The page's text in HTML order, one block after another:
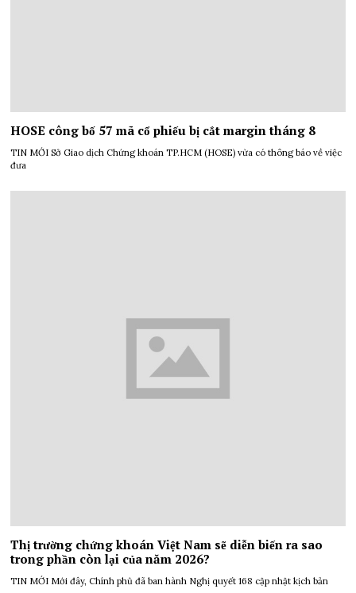
HOSE công bố 57 mã cổ phiếu bị cắt margin tháng 8
TIN MỚI Sở Giao dịch Chứng khoán TP.HCM (HOSE) vừa có thông báo về việc
đưa
Thị trường chứng khoán Việt Nam sẽ diễn biến ra sao
trong phần còn lại của năm 2026?
TIN MỚI Mới đây, Chính phủ đã ban hành Nghị quyết 168 cập nhật kịch bản